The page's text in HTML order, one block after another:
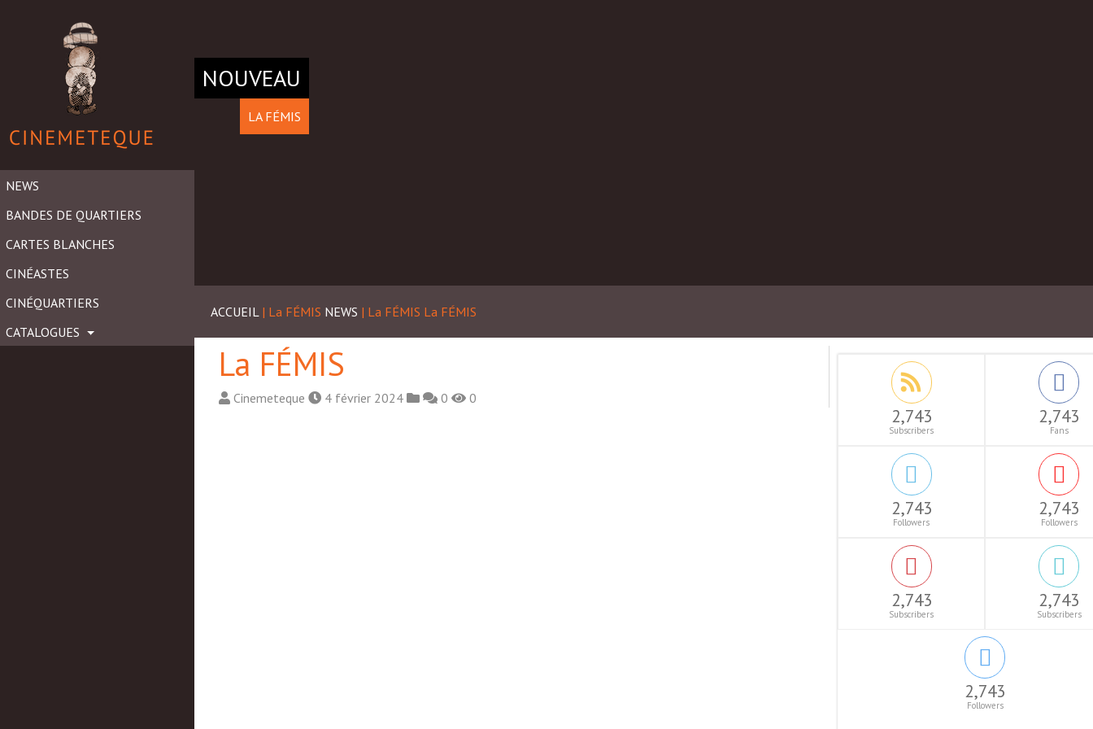
NEWS
BANDES DE QUARTIERS
CARTES BLANCHES
CINÉASTES
CINÉQUARTIERS
CATALOGUES
NOUVEAU
LA FÉMIS
ACCUEIL | La FÉMIS NEWS | La FÉMIS La FÉMIS
La FÉMIS
Cinemeteque 4 février 2024 0 0
2,743
Subscribers
2,743
Fans
2,743
Followers
2,743
Followers
2,743
Subscribers
2,743
Subscribers
2,743
Followers